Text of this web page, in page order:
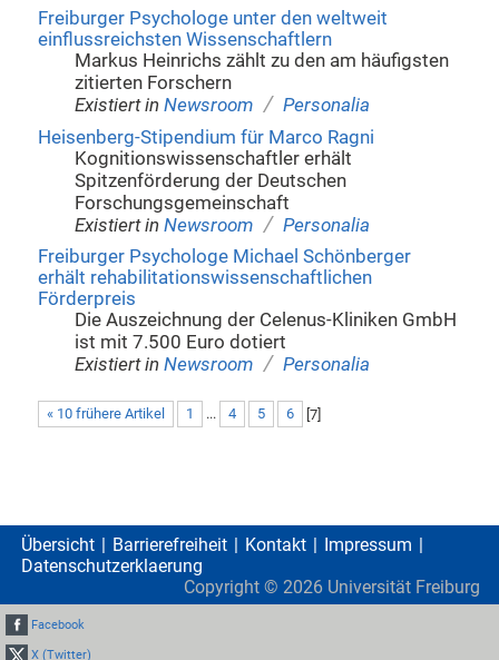
Freiburger Psychologe unter den weltweit
einflussreichsten Wissenschaftlern
Markus Heinrichs zählt zu den am häufigsten
zitierten Forschern
Existiert in Newsroom / Personalia
Heisenberg-Stipendium für Marco Ragni
Kognitionswissenschaftler erhält
Spitzenförderung der Deutschen
Forschungsgemeinschaft
Existiert in Newsroom / Personalia
Freiburger Psychologe Michael Schönberger
erhält rehabilitationswissenschaftlichen
Förderpreis
Die Auszeichnung der Celenus-Kliniken GmbH
ist mit 7.500 Euro dotiert
Existiert in Newsroom / Personalia
« 10 frühere Artikel 1 ... 4 5 6 [7]
Übersicht Barrierefreiheit Kontakt
Impressum
Datenschutzerklaerung
Copyright © 2026 Universität Freiburg
Facebook
X (Twitter)